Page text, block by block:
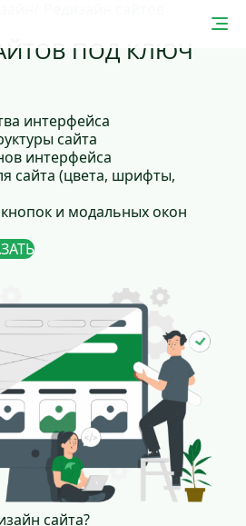
ПОД КЛЮЧ
интерфейса
сайта
интерфейса
сайта (цвета, шрифты,
и модальных окон
сайта?